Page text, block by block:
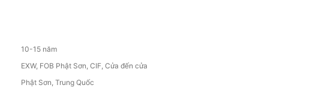
10-15 năm
EXW, FOB Phật Sơn, CIF, Cửa đến cửa
Phật Sơn, Trung Quốc